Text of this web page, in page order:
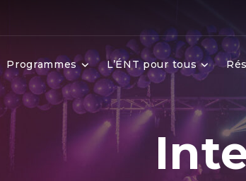
Programmes L’ÉNT pour tous